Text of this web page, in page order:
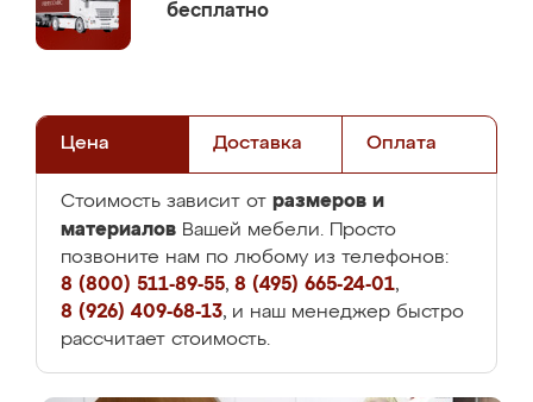
бесплатно
Цена Доставка Оплата
Стоимость зависит от размеров и
материалов Вашей мебели. Просто
позвоните нам по любому из телефонов:
8 (800) 511-89-55, 8 (495) 665-24-01,
8 (926) 409-68-13, и наш менеджер быстро
рассчитает стоимость.